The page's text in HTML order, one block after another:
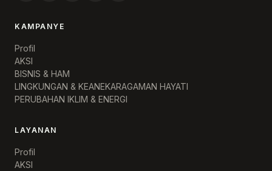
KAMPANYE
Profil
AKSI
BISNIS & HAM
LINGKUNGAN & KEANEKARAGAMAN HAYATI
PERUBAHAN IKLIM & ENERGI
LAYANAN
Profil
AKSI